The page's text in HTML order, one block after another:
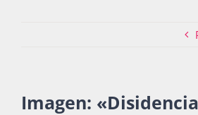
Imagen: